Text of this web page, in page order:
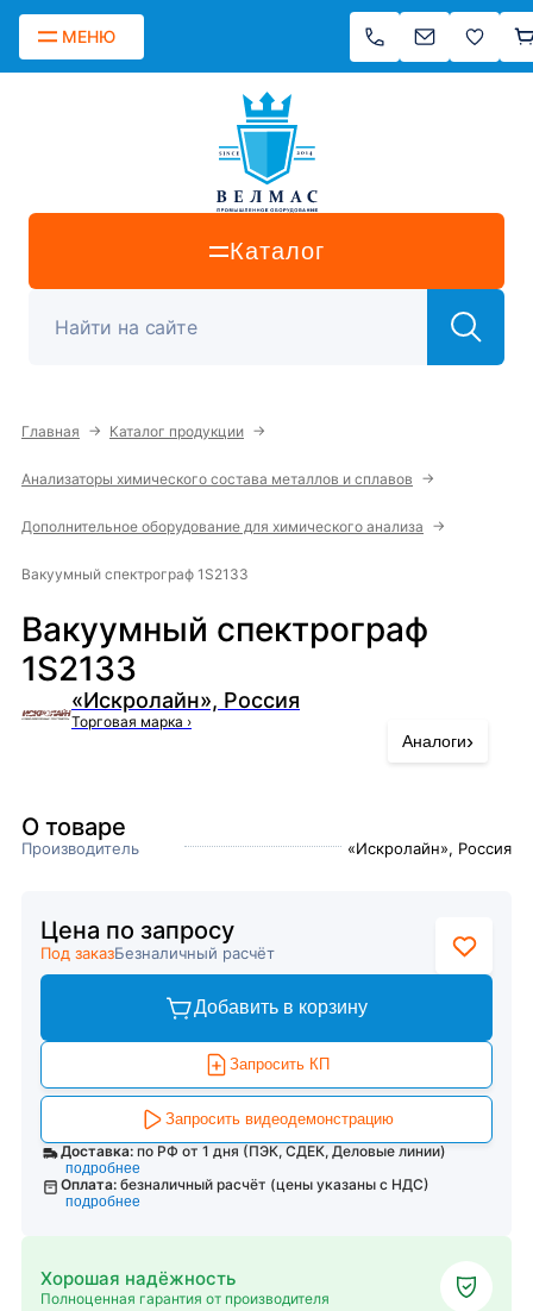
МЕНЮ
Каталог
Главная → Каталог продукции →
Анализаторы химического состава металлов и сплавов →
Дополнительное оборудование для химического анализа →
Вакуумный спектрограф 1S2133
Вакуумный спектрограф
1S2133
«Искролайн», Россия
Торговая марка ›
Аналоги›
О товаре
Производитель «Искролайн», Россия
Цена по запросу
Под заказБезналичный расчёт
Добавить в корзину
Запросить КП
Запросить видеодемонстрацию
Доставка: по РФ от 1 дня (ПЭК, СДЕК, Деловые линии)
подробнее
Оплата: безналичный расчёт (цены указаны с НДС)
подробнее
Хорошая надёжность
Полноценная гарантия от производителя